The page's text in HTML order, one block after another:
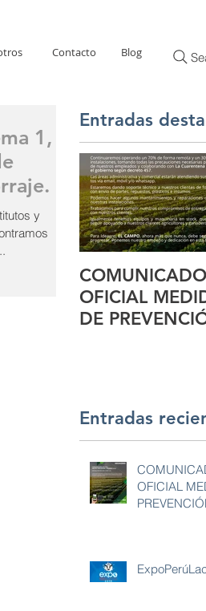
Contacto Blog
1, 2,
y
Entradas
COMUNICADO
OFICIAL
DE
Entradas
OFICIAL